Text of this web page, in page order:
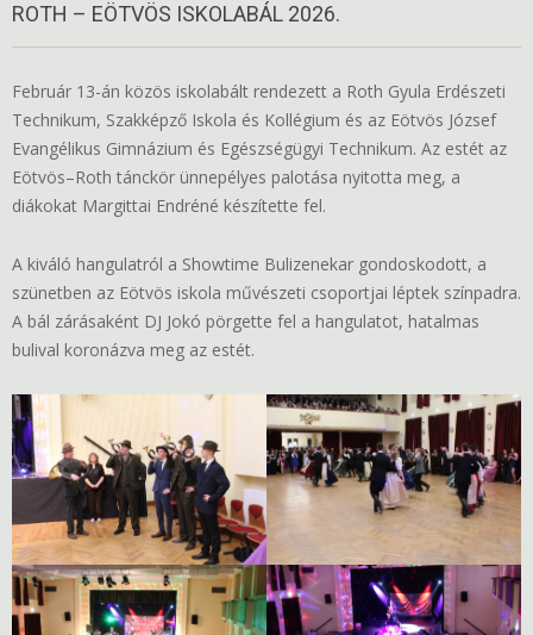
ROTH – EÖTVÖS ISKOLABÁL 2026.
Február 13-án közös iskolabált rendezett a Roth Gyula Erdészeti
Technikum, Szakképző Iskola és Kollégium és az Eötvös József
Evangélikus Gimnázium és Egészségügyi Technikum. Az estét az
Eötvös–Roth tánckör ünnepélyes palotása nyitotta meg, a
diákokat Margittai Endréné készítette fel.
A kiváló hangulatról a Showtime Bulizenekar gondoskodott, a
szünetben az Eötvös iskola művészeti csoportjai léptek színpadra.
A bál zárásaként DJ Jokó pörgette fel a hangulatot, hatalmas
bulival koronázva meg az estét.